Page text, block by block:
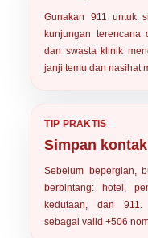
Gunakan 911 untuk
kunjungan terencana
dan swasta klinik
janji temu dan nasihat
TIP PRAKTIS
Simpan
Sebelum bepergian,
berbintang: hotel,
kedutaan, dan 911.
sebagai valid+506